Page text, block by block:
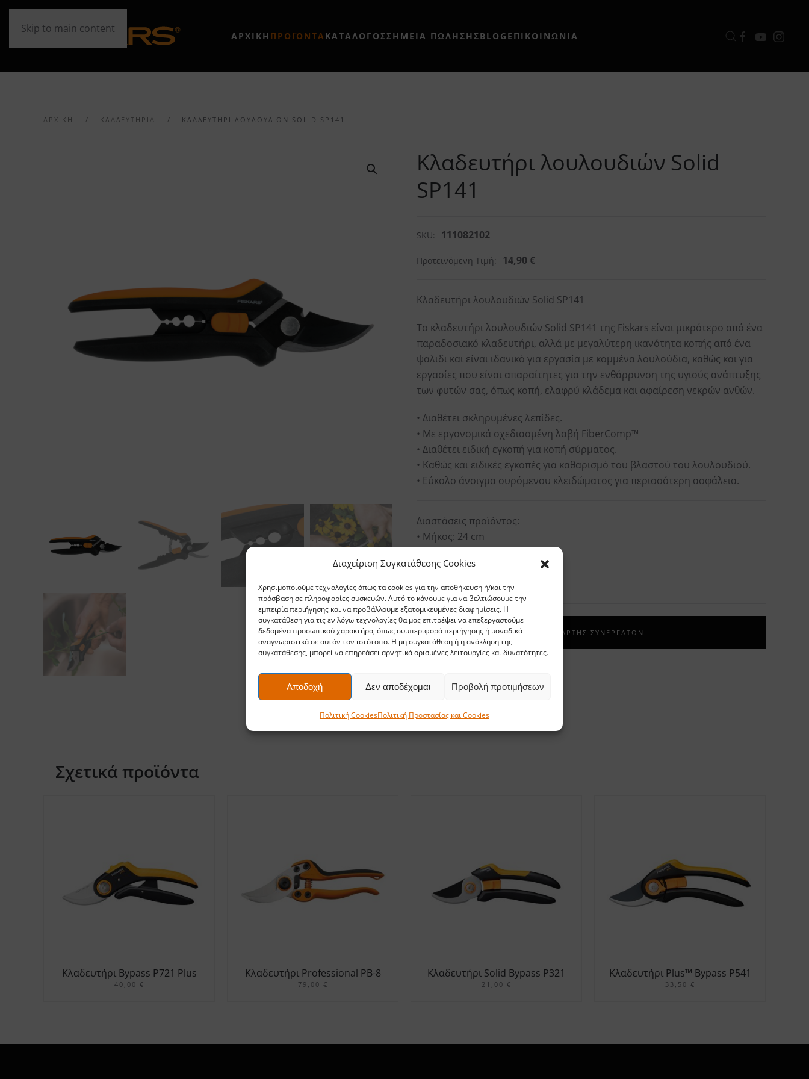
Διαχείριση Συγκατάθεσης Cookies
Χρησιμοποιούμε τεχνολογίες όπως τα cookies για την αποθήκευση ή/και την
πρόσβαση σε πληροφορίες συσκευών. Αυτό το κάνουμε για να βελτιώσουμε την
εμπειρία περιήγησης και να προβάλλουμε εξατομικευμένες διαφημίσεις. Η
συγκατάθεση για τις εν λόγω τεχνολογίες θα μας επιτρέψει να επεξεργαστούμε
δεδομένα προσωπικού χαρακτήρα, όπως συμπεριφορά περιήγησης ή μοναδικά
αναγνωριστικά σε αυτόν τον ιστότοπο. Η μη συγκατάθεση ή η ανάκληση της
συγκατάθεσης, μπορεί να επηρεάσει αρνητικά ορισμένες λειτουργίες και δυνατότητες.
Αποδοχή Δεν αποδέχομαι Προβολή προτιμήσεων
Πολιτική CookiesΠολιτική Προστασίας και Cookies
Skip to main content
ΑΡΧΙΚΗ ΠΡΟΪΟΝΤΑΚΑΤΑΛΟΓΟΣΣΗΜΕΊΑ ΠΏΛΗΣΗΣBLOG ΕΠΙΚΟΙΝΩΝΙΑ
ΑΡΧΙΚΉ ΚΛΑΔΕΥΤΗΡΙΑ ΚΛΑΔΕΥΤΉΡΙ ΛΟΥΛΟΥΔΙΏΝ SOLID SP141
Κλαδευτήρι λουλουδιών Solid
SP141
SKU: 111082102
Προτεινόμενη Τιμή: 14,90 €
Κλαδευτήρι λουλουδιών Solid SP141
Το κλαδευτήρι λουλουδιών Solid SP141 της Fiskars είναι μικρότερο από ένα
παραδοσιακό κλαδευτήρι, αλλά με μεγαλύτερη ικανότητα κοπής από ένα
ψαλιδι και είναι ιδανικό για εργασία με κομμένα λουλούδια, καθώς και για
εργασίες που είναι απαραίτητες για την ενθάρρυνση της υγιούς ανάπτυξης
των φυτών σας, όπως κοπή, ελαφρύ κλάδεμα και αφαίρεση νεκρών ανθών.
• Διαθέτει σκληρυμένες λεπίδες.
• Με εργονομικά σχεδιασμένη λαβή FiberComp™
• Διαθέτει ειδική εγκοπή για κοπή σύρματος.
• Καθώς και ειδικές εγκοπές για καθαρισμό του βλαστού του λουλουδιού.
• Εύκολο άνοιγμα συρόμενου κλειδώματος για περισσότερη ασφάλεια.
Διαστάσεις προϊόντος:
• Μήκος: 24 cm
• Ύψος: 2.2 cm
• Βάρος: 127 grams
ΧΑΡΤΗΣ ΣΥΝΕΡΓΑΤΩΝ
Σχετικά προϊόντα
Κλαδευτήρι Bypass P721 Plus
Powerlever
40,00 €
Κλαδευτήρι Professional PB-8
M
79,00 €
Κλαδευτήρι Solid Bypass P321
21,00 €
Κλαδευτήρι Plus™ Bypass P541
33,50 €